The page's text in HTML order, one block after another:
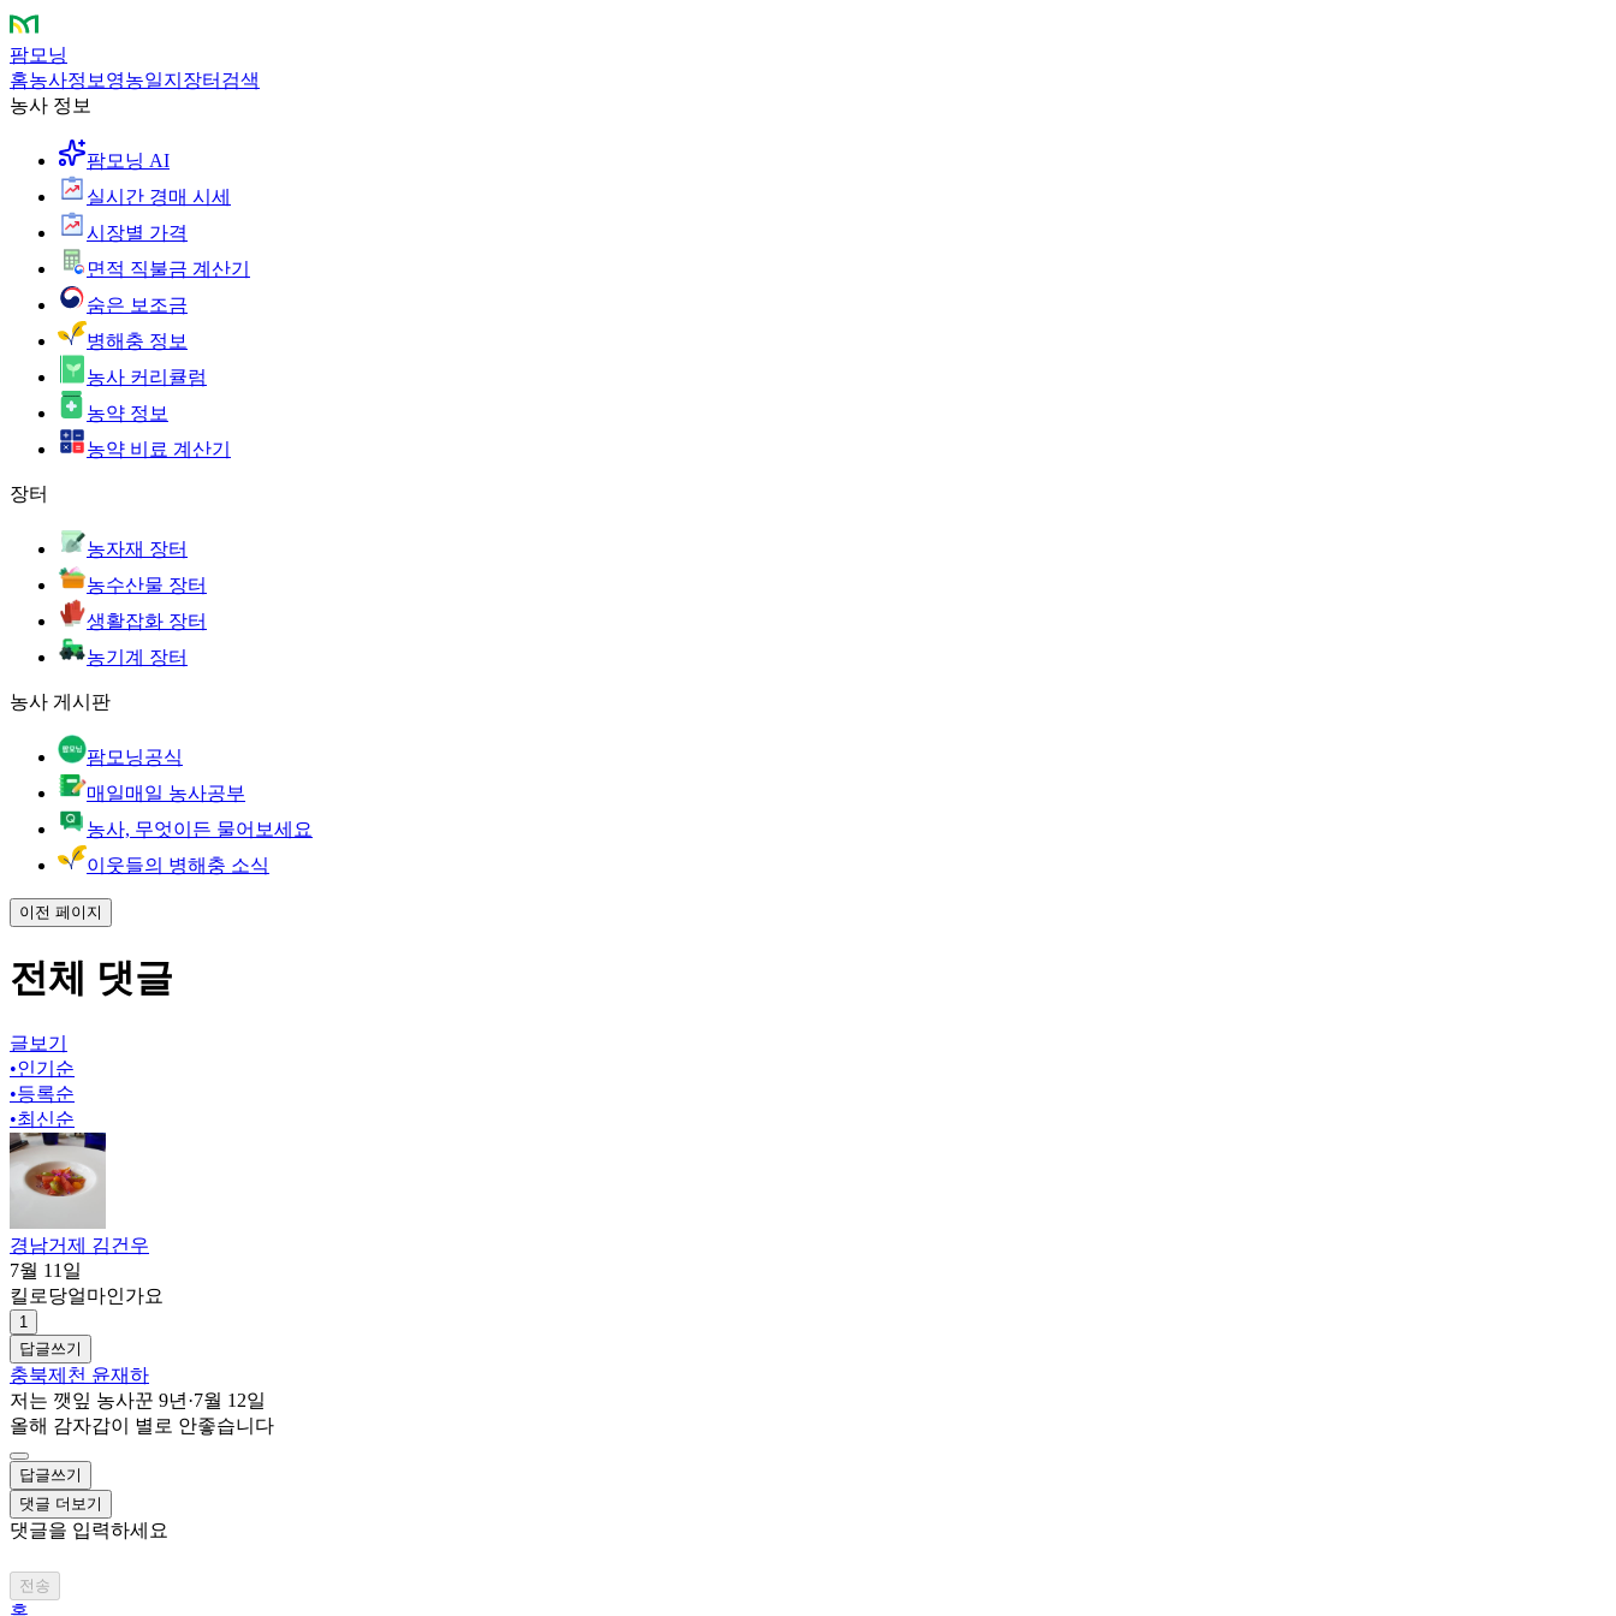
팜모닝
홈농사정보 영농일지 장터 검색
농사 정보
팜모닝 AI
실시간 경매 시세
시장별 가격
면적 직불금 계산기
숨은 보조금
병해충 정보
농사 커리큘럼
농약 정보
농약 비료 계산기
장터
농자재 장터
농수산물 장터
생활잡화 장터
농기계 장터
농사 게시판
팜모닝공식
매일매일 농사공부
농사, 무엇이든 물어보세요
이웃들의 병해충 소식
이전 페이지
전체 댓글
글보기
•인기순
•등록순
•최신순
경남거제 김건우
7월 11일
킬로당얼마인가요
1
답글쓰기
충북제천 윤재하
저는 깻잎 농사꾼 9년 ·7월 12일
올해 감자갑이 별로 안좋습니다
답글쓰기
댓글 더보기
댓글을 입력하세요
전송
홈